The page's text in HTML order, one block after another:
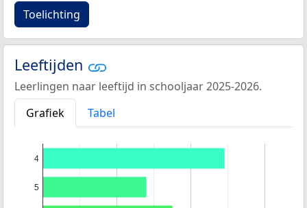
Toelichting
Leeftijden
Leerlingen naar leeftijd in schooljaar 2025-2026.
Grafiek
Tabel
4
5